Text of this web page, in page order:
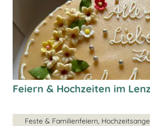
Feiern & Hochzeiten im
Feste & Familienfeiern,